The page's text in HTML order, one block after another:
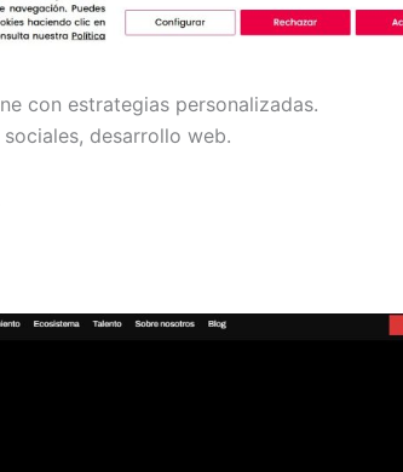
con estrategias personalizadas.
desarrollo web.